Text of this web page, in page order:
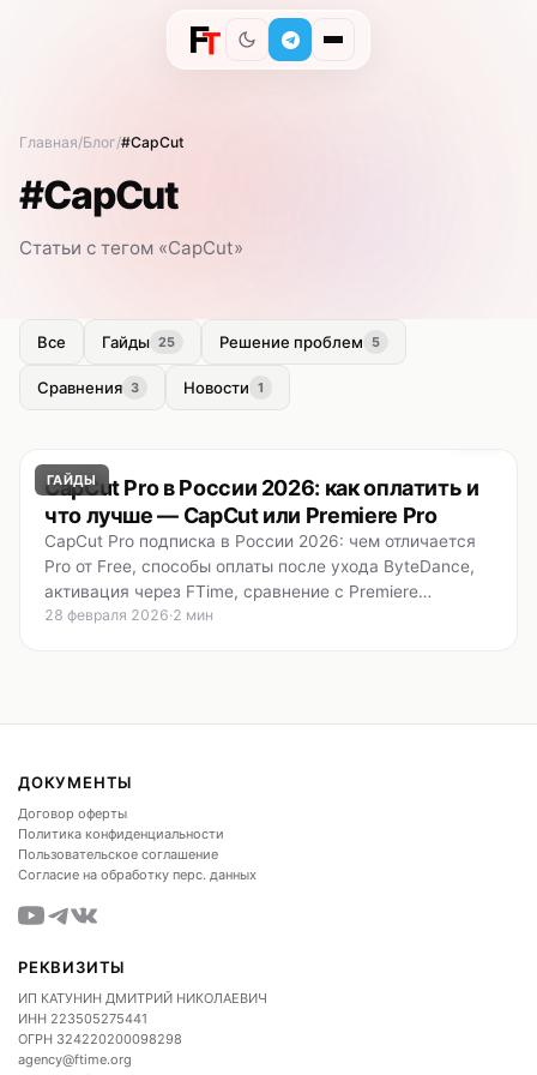
Главная Блог #CapCut
#CapCut
Статьи с тегом «CapCut»
Все Гайды 25 Решение проблем 5
Сравнения 3 Новости 1
ГАЙДЫ
CapCut Pro в России 2026: как оплатить и
что лучше — CapCut или Premiere Pro
CapCut Pro подписка в России 2026: чем отличается
Pro от Free, способы оплаты после ухода ByteDance,
активация через FTime, сравнение с Premiere…
28 февраля 2026·2 мин
ДОКУМЕНТЫ
Договор оферты
Политика конфиденциальности
Пользовательское соглашение
Согласие на обработку перс. данных
РЕКВИЗИТЫ
ИП КАТУНИН ДМИТРИЙ НИКОЛАЕВИЧ
ИНН 223505275441
ОГРН 324220200098298
agency@ftime.org